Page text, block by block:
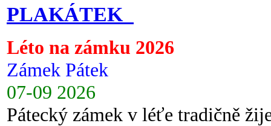
PLAKÁTEK
Léto na zámku 2026
Zámek Pátek
07-09 2026
Pátecký zámek v léťe tradičně